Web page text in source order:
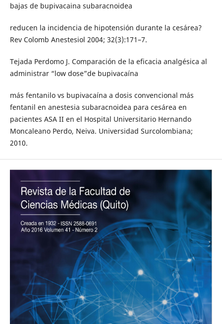
bajas de bupivacaina subaracnoidea
reducen la incidencia de hipotensión durante la cesárea?
Rev Colomb Anestesiol 2004; 32(3):171–7.
Tejada Perdomo J. Comparación de la eficacia analgésica al
administrar “low dose”de bupivacaína
más fentanilo vs bupivacaína a dosis convencional más
fentanil en anestesia subaracnoidea para cesárea en
pacientes ASA II en el Hospital Universitario Hernando
Moncaleano Perdo, Neiva. Universidad Surcolombiana;
2010.